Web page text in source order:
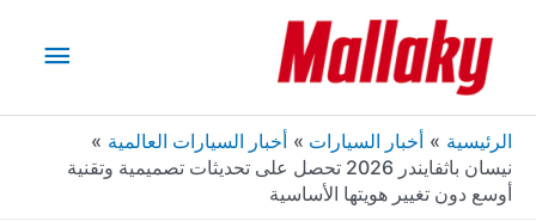
المحتوى
الرئيسية أخبار السيارات
أخبار السيارات العالمية
نيسان باثفايندر 2026 تحصل على تحديثات تصميمية وتقنية
أوسع دون تغيير هويتها الأساسية